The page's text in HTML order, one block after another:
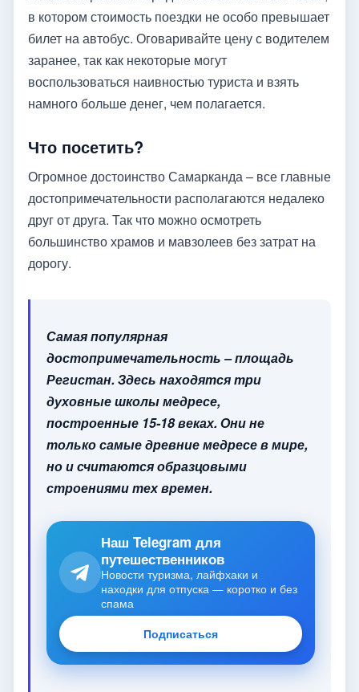
в котором стоимость поездки не особо превышает
билет на автобус. Оговаривайте цену с водителем
заранее, так как некоторые могут
воспользоваться наивностью туриста и взять
намного больше денег, чем полагается.
Что посетить?
Огромное достоинство Самарканда – все главные
достопримечательности располагаются недалеко
друг от друга. Так что можно осмотреть
большинство храмов и мавзолеев без затрат на
дорогу.
Самая популярная
достопримечательность – площадь
Регистан. Здесь находятся три
духовные школы медресе,
построенные 15-18 веках. Они не
только самые древние медресе в мире,
но и считаются образцовыми
строениями тех времен.
Наш Telegram для
путешественников
Новости туризма, лайфхаки и
находки для отпуска — коротко и без
спама
Подписаться